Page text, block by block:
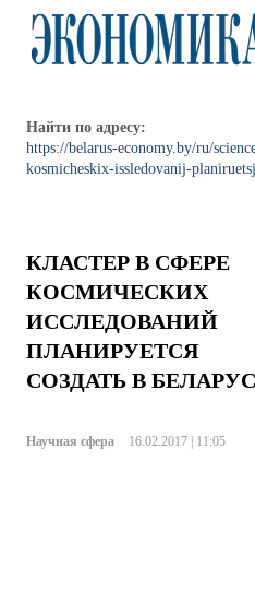
Найти по адресу:
https://belarus-economy.by/ru/
kosmicheskix-issledovanij-
КЛАСТЕР В СФЕРЕ
КОСМИЧЕСКИХ
ИССЛЕДОВАНИЙ
ПЛАНИРУЕТСЯ
СОЗДАТЬ В
Научная сфера 16.02.2017 | 11:05